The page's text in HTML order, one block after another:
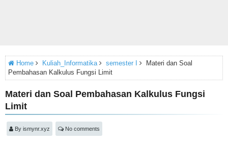
Home Kuliah_Informatika semester I
Materi dan Soal
Pembahasan Kalkulus Fungsi Limit
Materi dan Soal Pembahasan Kalkulus Fungsi
Limit
By ismynr.xyz No comments